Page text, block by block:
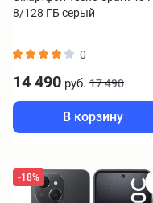
8/128 ГБ серый
0
14 490 руб. 17 490
В корзину
-18%